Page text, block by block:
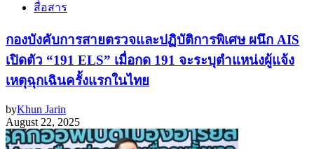
สื่อสาร
กองบังคับการสายตรวจและปฏิบัติการพิเศษ ผนึก AIS
เปิดตัว “191 ELS” เมื่อกด 191 จะระบุตำแหน่งผู้แจ้ง
เหตุฉุกเฉินครั้งแรกในไทย
byKhun Jarin
August 22, 2025